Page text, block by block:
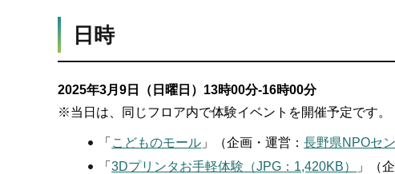
日時
2025年3月9日（日曜日）13時00分-16時00分
※当日は、同じフロア内で体験イベントを開催予定です。
「 こどものモール 」（企画・運営：長野県NPOセ
「3Dプリンタお手軽体験（JPG：1,420KB） 」（